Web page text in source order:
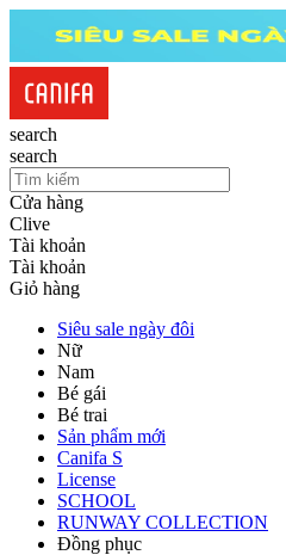
search
search
Cửa hàng
Clive
Tài khoản
Tài khoản
Giỏ hàng
Siêu sale ngày đôi
Nữ
Nam
Bé gái
Bé trai
Sản phẩm mới
Canifa S
License
SCHOOL
RUNWAY COLLECTION
Đồng phục